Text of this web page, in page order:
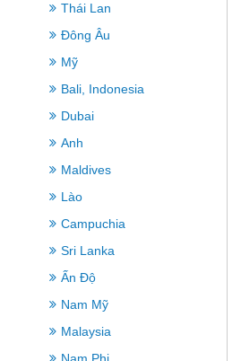
Thái Lan
Đông Âu
Mỹ
Bali, Indonesia
Dubai
Anh
Maldives
Lào
Campuchia
Sri Lanka
Ấn Độ
Nam Mỹ
Malaysia